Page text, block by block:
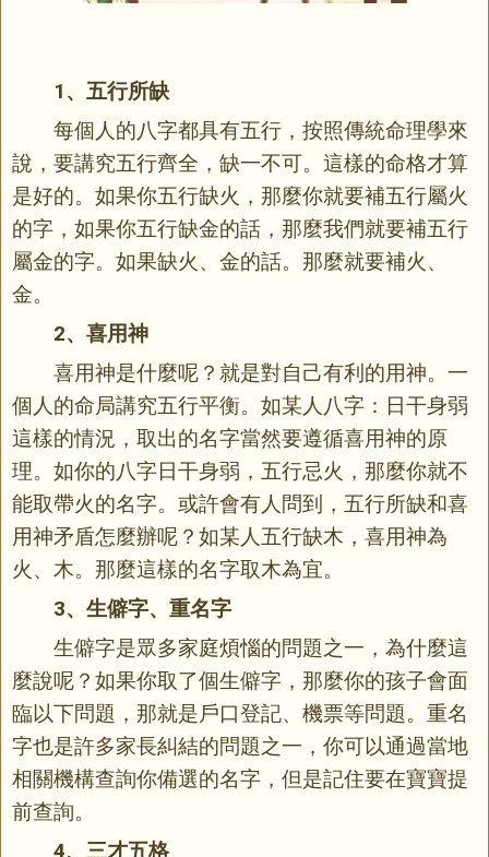
1、五行所缺
每個人的八字都具有五行，按照傳統命理學來
說，要講究五行齊全，缺一不可。這樣的命格才算
是好的。如果你五行缺火，那麼你就要補五行屬火
的字，如果你五行缺金的話，那麼我們就要補五行
屬金的字。如果缺火、金的話。那麼就要補火、
金。
2、喜用神
喜用神是什麼呢？就是對自己有利的用神。一
個人的命局講究五行平衡。如某人八字：日干身弱
這樣的情況，取出的名字當然要遵循喜用神的原
理。如你的八字日干身弱，五行忌火，那麼你就不
能取帶火的名字。或許會有人問到，五行所缺和喜
用神矛盾怎麼辦呢？如某人五行缺木，喜用神為
火、木。那麼這樣的名字取木為宜。
3、生僻字、重名字
生僻字是眾多家庭煩惱的問題之一，為什麼這
麼說呢？如果你取了個生僻字，那麼你的孩子會面
臨以下問題，那就是戶口登記、機票等問題。重名
字也是許多家長糾結的問題之一，你可以通過當地
相關機構查詢你備選的名字，但是記住要在寶寶提
前查詢。
4、三才五格